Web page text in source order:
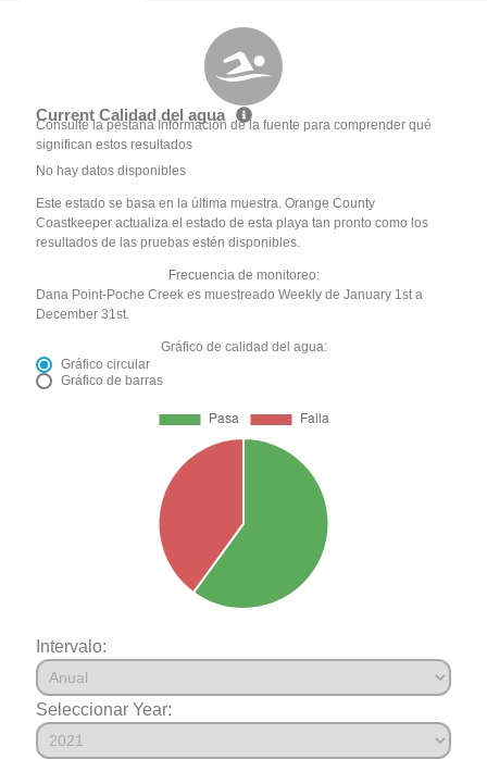
Current Calidad del agua
Consulte la pestaña Información de la fuente para comprender qué
significan estos resultados
No hay datos disponibles
Este estado se basa en la última muestra. Orange County
Coastkeeper actualiza el estado de esta playa tan pronto como los
resultados de las pruebas estén disponibles.
Frecuencia de monitoreo:
Dana Point-Poche Creek es muestreado Weekly de January 1st a
December 31st.
Gráfico de calidad del agua:
Gráfico circular
Gráfico de barras
Intervalo:
Seleccionar Year: